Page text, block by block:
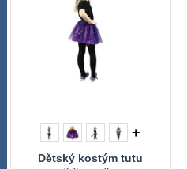
+
Dětský kostým tutu